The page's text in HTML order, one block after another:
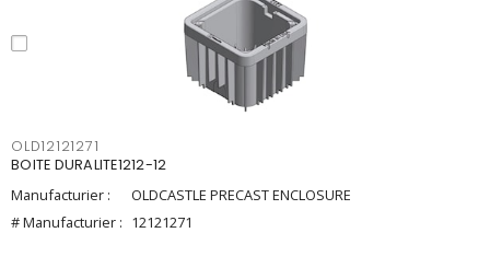
OLD12121271
BOITE DURALITE1212-12
Manufacturier :
OLDCASTLE PRECAST ENCLOSURE
# Manufacturier : 12121271